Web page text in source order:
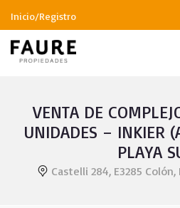
Inicio/Registro
VENTA DE
UNIDADES – INKIER
PLAYA
Castelli 284, E3285